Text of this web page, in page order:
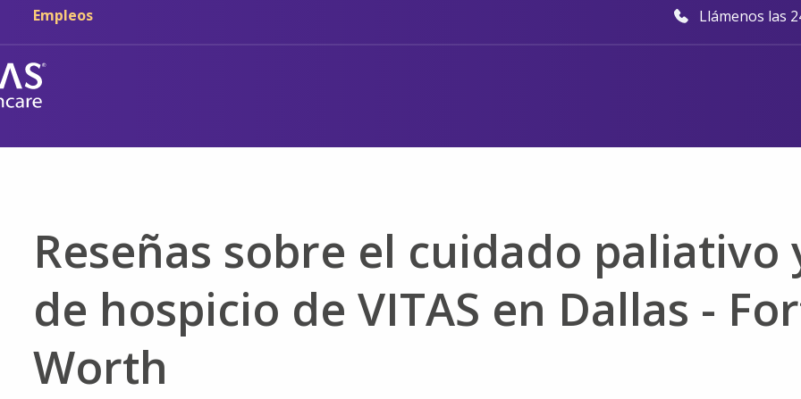
Ir al contenido principal
Ir a navegación
Empleos Llámenos las
Reseñas sobre el cuidado paliativo
de hospicio de VITAS en Dallas -
Worth